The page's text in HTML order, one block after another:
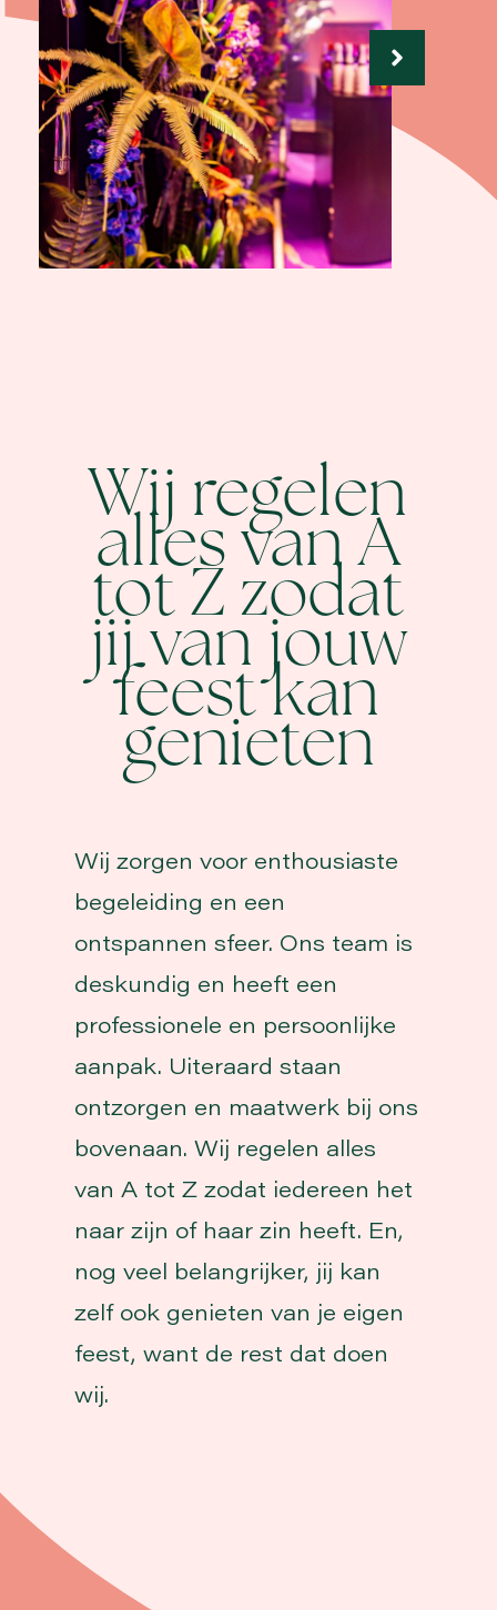
Wij regelen
alles van A
tot Z zodat
jij van jouw
feest kan
genieten
Wij zorgen voor enthousiaste
begeleiding en een
ontspannen sfeer. Ons team is
deskundig en heeft een
professionele en persoonlijke
aanpak. Uiteraard staan
ontzorgen en maatwerk bij ons
bovenaan. Wij regelen alles
van A tot Z zodat iedereen het
naar zijn of haar zin heeft. En,
nog veel belangrijker, jij kan
zelf ook genieten van je eigen
feest, want de rest dat doen
wij.